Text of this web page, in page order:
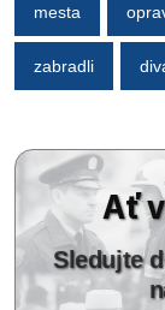
mesta
zabradli
Ať
Sledujte